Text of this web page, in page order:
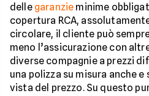
delle garanzie minime
copertura RCA,
circolare, il cliente può
meno l’assicurazione con
diverse compagnie a prezzi
una polizza su misura anche
vista del prezzo. Su questo